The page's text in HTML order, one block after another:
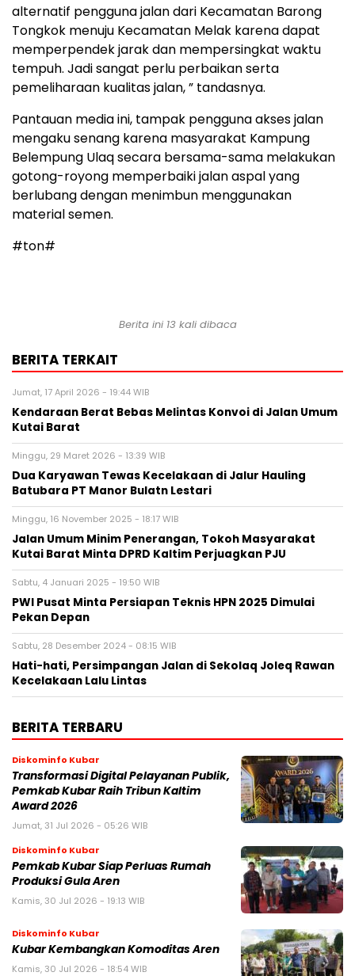
alternatif pengguna jalan dari Kecamatan Barong
Tongkok menuju Kecamatan Melak karena dapat
memperpendek jarak dan mempersingkat waktu
tempuh. Jadi sangat perlu perbaikan serta
pemeliharaan kualitas jalan, ” tandasnya.
Pantauan media ini, tampak pengguna akses jalan
mengaku senang karena masyarakat Kampung
Belempung Ulaq secara bersama-sama melakukan
gotong-royong memperbaiki jalan aspal yang
berlubang dengan menimbun menggunakan
material semen.
#ton#
Berita ini 13 kali dibaca
BERITA TERKAIT
Jumat, 17 April 2026 - 19:44 WIB
Kendaraan Berat Bebas Melintas Konvoi di Jalan Umum
Kutai Barat
Minggu, 29 Maret 2026 - 13:39 WIB
Dua Karyawan Tewas Kecelakaan di Jalur Hauling
Batubara PT Manor Bulatn Lestari
Minggu, 16 November 2025 - 18:17 WIB
Jalan Umum Minim Penerangan, Tokoh Masyarakat
Kutai Barat Minta DPRD Kaltim Perjuagkan PJU
Sabtu, 4 Januari 2025 - 19:50 WIB
PWI Pusat Minta Persiapan Teknis HPN 2025 Dimulai
Pekan Depan
Sabtu, 28 Desember 2024 - 08:15 WIB
Hati-hati, Persimpangan Jalan di Sekolaq Joleq Rawan
Kecelakaan Lalu Lintas
BERITA TERBARU
Diskominfo Kubar
Transformasi Digital Pelayanan Publik,
Pemkab Kubar Raih Tribun Kaltim
Award 2026
Jumat, 31 Jul 2026 - 05:26 WIB
Diskominfo Kubar
Pemkab Kubar Siap Perluas Rumah
Produksi Gula Aren
Kamis, 30 Jul 2026 - 19:13 WIB
Diskominfo Kubar
Kubar Kembangkan Komoditas Aren
Kamis, 30 Jul 2026 - 18:54 WIB